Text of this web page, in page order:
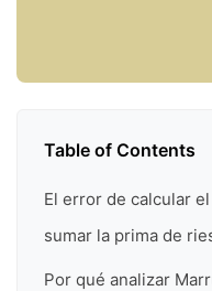
Table of Contents
El error de calcular
sumar la prima de
Por qué analizar